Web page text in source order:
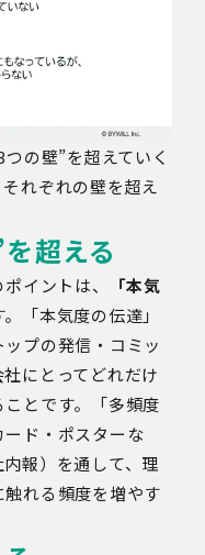
の壁”を超えていく
れぞれの壁を超え
超える
イントは、
「本気
。「本気度の伝達」
プの発信・コミッ
にとってどれだけ
とです。「多頻度
ド・ポスターな
報）を通して、理
れる頻度を増やす